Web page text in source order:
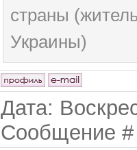
страны
Украины)
Дата:
Сообщение